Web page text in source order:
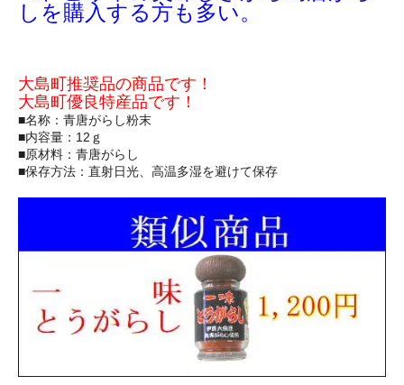
しを購入する方も多い。
大島町推奨品の商品です！
大島町優良特産品です！
■名称：青唐がらし粉末
■内容量：12ｇ
■原材料：青唐がらし
■保存方法：直射日光、高温多湿を避けて保存